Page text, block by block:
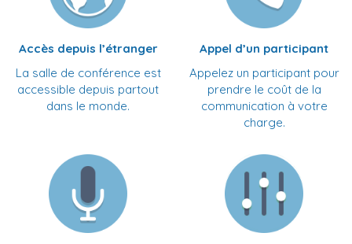
Accès depuis l’étranger
La salle de conférence est
accessible depuis partout
dans le monde.
Appel d’un participant
Appelez un participant pour
prendre le coût de la
communication à votre
charge.